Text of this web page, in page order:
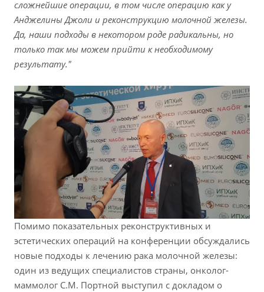
сложнейшие операции, в том числе операцию как у
Анджелины Джоли и реконструкцию молочной железы.
Да, наши подходы в некотором роде радикальны, но
только так мы можем прийти к необходимому
результату."
Помимо показательных реконструктивных и
эстетических операций на конференции обсуждались
новые подходы к лечению рака молочной железы:
один из ведущих специалистов страны, онколог-
маммолог С.М. Портной выступил с докладом о